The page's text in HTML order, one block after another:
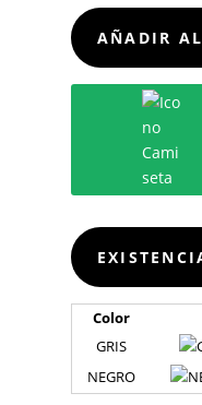
AÑADIR
Color
GRIS
NEGRO